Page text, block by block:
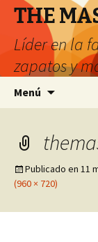
THE
Líder en la
zapatos y
Menú
Publicado en 11
(960 × 720)